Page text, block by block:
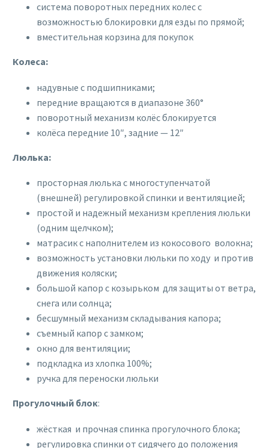
система поворотных передних колес с
возможностью блокировки для езды по прямой;
вместительная корзина для покупок
Колеса:
надувные с подшипниками;
передние вращаются в диапазоне 360°
поворотный механизм колёс блокируется
колёса передние 10″, задние — 12″
Люлька:
просторная люлька с многоступенчатой
(внешней) регулировкой спинки и вентиляцией;
простой и надежный механизм крепления люльки
(одним щелчком);
матрасик с наполнителем из кокосового волокна;
возможность установки люльки по ходу и против
движения коляски;
большой капор с козырьком для защиты от ветра,
снега или солнца;
бесшумный механизм складывания капора;
съемный капор с замком;
окно для вентиляции;
подкладка из хлопка 100%;
ручка для переноски люльки
Прогулочный блок:
жёсткая и прочная спинка прогулочного блока;
регулировка спинки от сидячего до положения